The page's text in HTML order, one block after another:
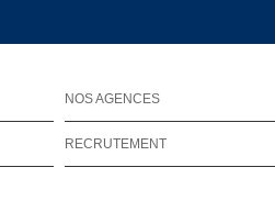
NOS AGENCES
RECRUTEMENT